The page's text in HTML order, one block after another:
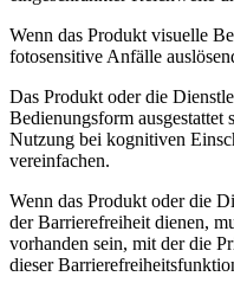
Wenn das Produkt visuelle
fotosensitive Anfälle
Das Produkt oder die
Bedienungsform ausgestattet
Nutzung bei kognitiven
vereinfachen.
Wenn das Produkt oder die
der Barrierefreiheit dienen,
vorhanden sein, mit der die
dieser